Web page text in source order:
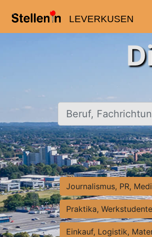
LEVERKUSEN
Beruf, Fachrichtung, Firma
Journalismus, PR,
Praktika,
Einkauf, Logistik,